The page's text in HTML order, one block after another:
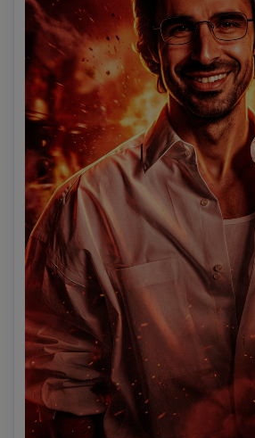
sinematik; tidak ada teks, tidak ada
logo, tidak ada warna lembut,
fotografi realistis.